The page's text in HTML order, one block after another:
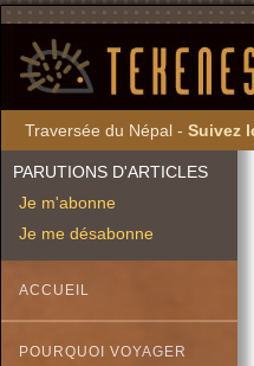
Traversée du Népal - Suivez
PARUTIONS D'ARTICLES
Je m'abonne
Je me désabonne
ACCUEIL
POURQUOI VOYAGER